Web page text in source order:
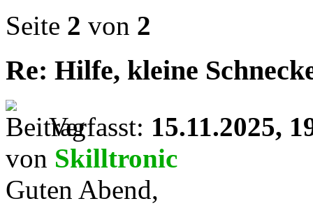
Seite 2 von 2
Re: Hilfe, kleine
Verfasst: 15.11.2025,
von Skilltronic
Guten Abend,